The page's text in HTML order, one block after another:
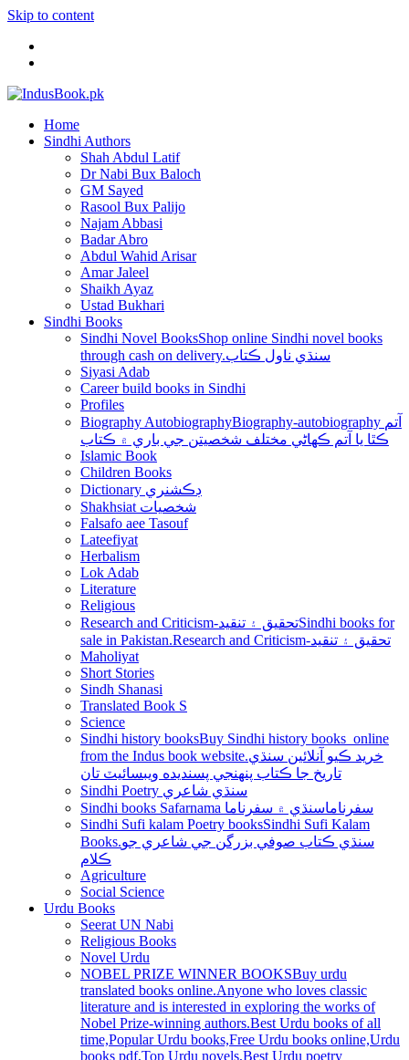
Skip to content
Home
Sindhi Authors
Shah Abdul Latif
Dr Nabi Bux Baloch
GM Sayed
Rasool Bux Palijo
Najam Abbasi
Badar Abro
Abdul Wahid Arisar
Amar Jaleel
Shaikh Ayaz
Ustad Bukhari
Sindhi Books
Sindhi Novel BooksShop online Sindhi novel books
through cash on delivery.سنڌي ناول ڪتاب
Siyasi Adab
Career build books in Sindhi
Profiles
Biography AutobiographyBiography-autobiography آتم
ڪٿا يا آتم ڪھاڻي مختلف شخصيتن جي باري ۾ ڪتاب
Islamic Book
Children Books
Dictionary ڊڪشنري
Shakhsiat شخصيات
Falsafo aee Tasouf
Lateefiyat
Herbalism
Lok Adab
Literature
Religious
Research and Criticism-تحقيق ۽ تنقيدSindhi books for
sale in Pakistan.Research and Criticism-تحقيق ۽ تنقيد
Maholiyat
Short Stories
Sindh Shanasi
Translated Book S
Science
Sindhi history booksBuy Sindhi history books online
from the Indus book website.خريد ڪيو آنلائين سنڌي
تاريخ جا ڪتاب پنھنجي پسنديده ويبسائيٽ تان
Sindhi Poetry سنڌي شاعري
Sindhi books Safarnama سفرناماسنڌي ۾ سفرناما
Sindhi Sufi kalam Poetry booksSindhi Sufi Kalam
Books.سنڌي ڪتاب صوفي بزرگن جي شاعري جو
ڪلام
Agriculture
Social Science
Urdu Books
Seerat UN Nabi
Religious Books
Novel Urdu
NOBEL PRIZE WINNER BOOKSBuy urdu
translated books online.Anyone who loves classic
literature and is interested in exploring the works of
Nobel Prize-winning authors.Best Urdu books of all
time,Popular Urdu books,Free Urdu books online,Urdu
books pdf,Top Urdu novels,Best Urdu poetry